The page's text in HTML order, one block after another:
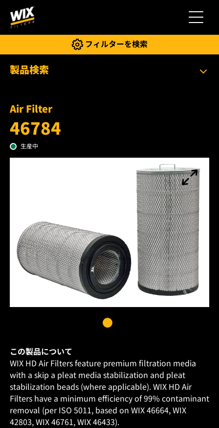
切り替え
フィルターを検索
製品検索
Air Filter
46784
生産中
この製品について
WIX HD Air Filters feature premium filtration media
with a skip a pleat media stabilization and pleat
stabilization beads (where applicable). WIX HD Air
Filters have a minimum efficiency of 99% contaminant
removal (per ISO 5011, based on WIX 46664, WIX
42803, WIX 46761, WIX 46433).